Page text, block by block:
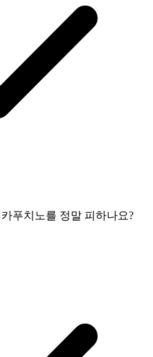
푸치노를 정말 피하나요?